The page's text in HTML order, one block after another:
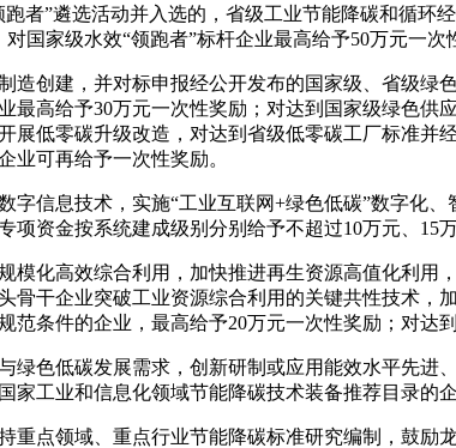
者”遴选活动并入选的，省级工业节能降碳和循环
国家级水效“领跑者”标杆企业最高给予50万元一次
创建，并对标申报经公开发布的国家级、省级绿
最高给予30万元一次性奖励；对达到国家级绿色
展低零碳升级改造，对达到省级低零碳工厂标准
业可再给予一次性奖励。
信息技术，实施“工业互联网+绿色低碳”数字化、
项资金按系统建成级别分别给予不超过10万元、15
化高效综合利用，加快推进再生资源高值化利用
骨干企业突破工业资源综合利用的关键共性技术
范条件的企业，最高给予20万元一次性奖励；对达
色低碳发展需求，创新研制或应用能效水平先进
家工业和信息化领域节能降碳技术装备推荐目录的
点领域、重点行业节能降碳标准研究编制，鼓励